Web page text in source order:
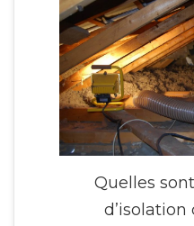
Quelles
d’isolation